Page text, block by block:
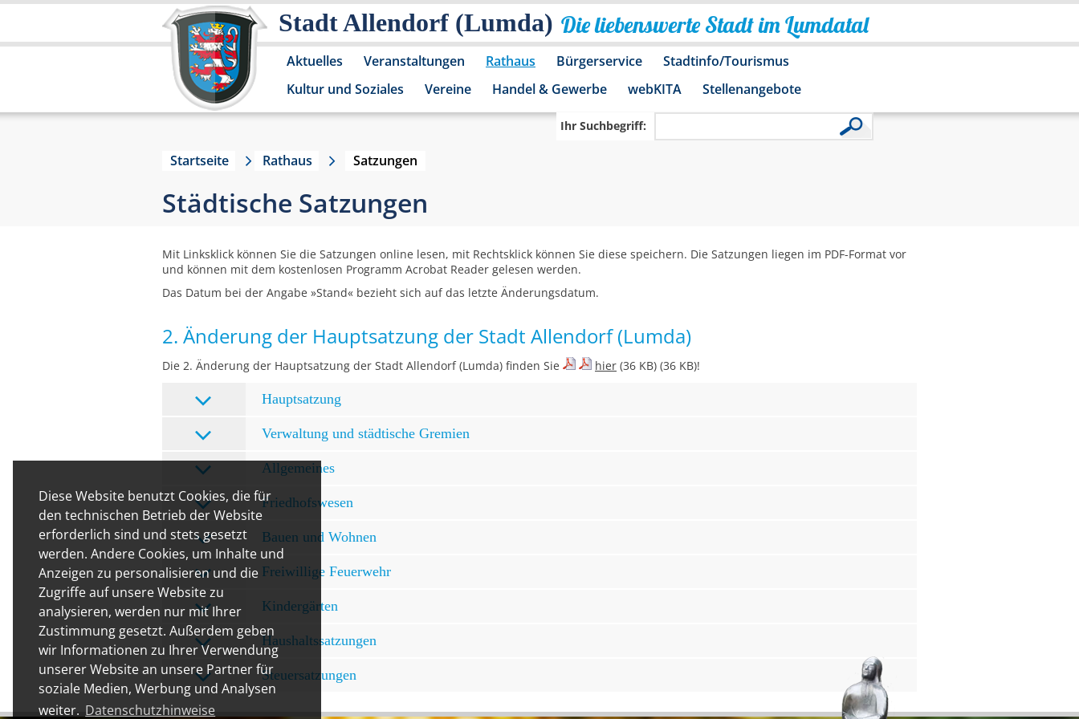
Diese Website benutzt Cookies, die für
den technischen Betrieb der Website
erforderlich sind und stets gesetzt
werden. Andere Cookies, um Inhalte und
Anzeigen zu personalisieren und die
Zugriffe auf unsere Website zu
analysieren, werden nur mit Ihrer
Zustimmung gesetzt. Außerdem geben
wir Informationen zu Ihrer Verwendung
unserer Website an unsere Partner für
soziale Medien, Werbung und Analysen
weiter. Datenschutzhinweise
Stadt Allendorf (Lumda) Die liebenswerte Stadt im Lumdatal
Aktuelles Veranstaltungen Rathaus Bürgerservice
Stadtinfo/Tourismus
Kultur und Soziales
Vereine Handel & Gewerbe webKITA Stellenangebote
Ihr Suchbegriff:
Startseite Rathaus Satzungen
Städtische Satzungen
Mit Linksklick können Sie die Satzungen online lesen, mit Rechtsklick können Sie diese speichern. Die Satzungen liegen im PDF-Format vor
und können mit dem kostenlosen Programm Acrobat Reader gelesen werden.
Das Datum bei der Angabe »Stand« bezieht sich auf das letzte Änderungsdatum.
2. Änderung der Hauptsatzung der Stadt Allendorf (Lumda)
Die 2. Änderung der Hauptsatzung der Stadt Allendorf (Lumda) finden Sie hier (36 KB) (36 KB)!
Hauptsatzung
Verwaltung und städtische Gremien
Allgemeines
Friedhofswesen
Bauen und Wohnen
Freiwillige Feuerwehr
Kindergärten
Haushaltssatzungen
Steuersatzungen